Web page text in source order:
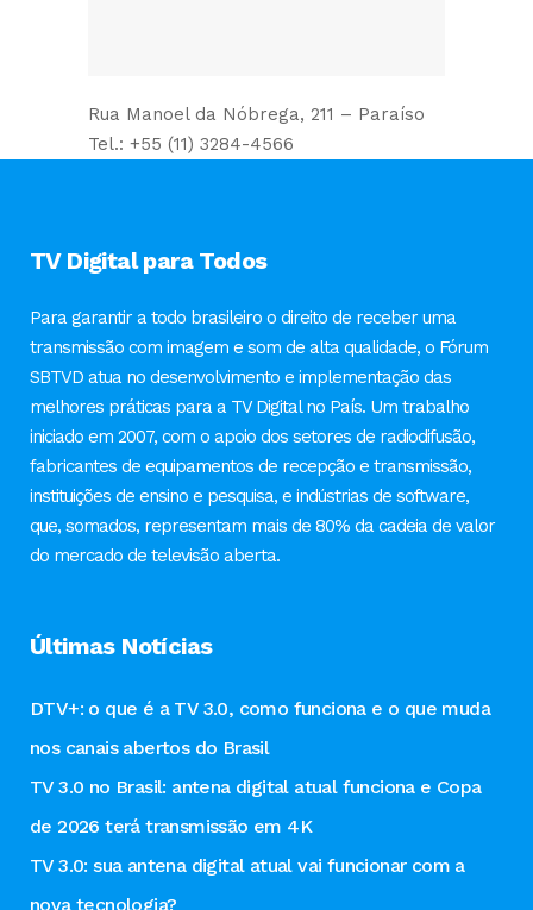
Rua Manoel da Nóbrega, 211 – Paraíso
Tel.: +55 (11) 3284-4566
TV Digital para Todos
Para garantir a todo brasileiro o direito de receber uma
transmissão com imagem e som de alta qualidade, o Fórum
SBTVD atua no desenvolvimento e implementação das
melhores práticas para a TV Digital no País. Um trabalho
iniciado em 2007, com o apoio dos setores de radiodifusão,
fabricantes de equipamentos de recepção e transmissão,
instituições de ensino e pesquisa, e indústrias de software,
que, somados, representam mais de 80% da cadeia de valor
do mercado de televisão aberta.
Últimas Notícias
DTV+: o que é a TV 3.0, como funciona e o que muda
nos canais abertos do Brasil
TV 3.0 no Brasil: antena digital atual funciona e Copa
de 2026 terá transmissão em 4K
TV 3.0: sua antena digital atual vai funcionar com a
nova tecnologia?